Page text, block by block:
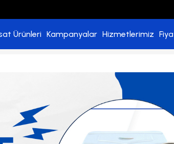
Ürünleri Kampanyalar Hizmetlerimiz
ürün
ürün